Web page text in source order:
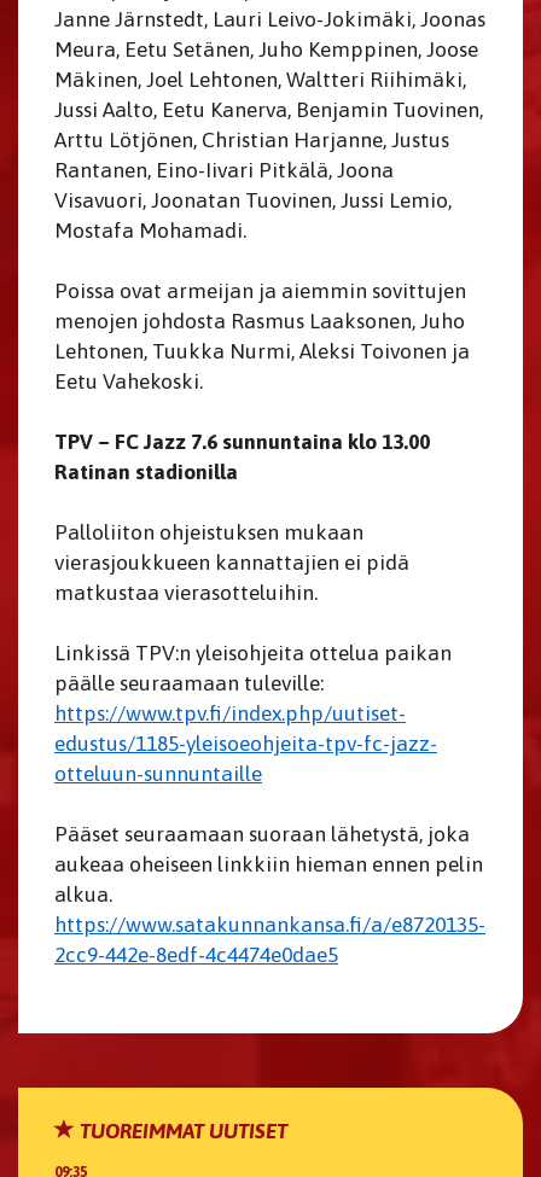
Janne Järnstedt, Lauri Leivo-Jokimäki, Joonas
Meura, Eetu Setänen, Juho Kemppinen, Joose
Mäkinen, Joel Lehtonen, Waltteri Riihimäki,
Jussi Aalto, Eetu Kanerva, Benjamin Tuovinen,
Arttu Lötjönen, Christian Harjanne, Justus
Rantanen, Eino-Iivari Pitkälä, Joona
Visavuori, Joonatan Tuovinen, Jussi Lemio,
Mostafa Mohamadi.
Poissa ovat armeijan ja aiemmin sovittujen
menojen johdosta Rasmus Laaksonen, Juho
Lehtonen, Tuukka Nurmi, Aleksi Toivonen ja
Eetu Vahekoski.
TPV – FC Jazz 7.6 sunnuntaina klo 13.00
Ratinan stadionilla
Palloliiton ohjeistuksen mukaan
vierasjoukkueen kannattajien ei pidä
matkustaa vierasotteluihin.
Linkissä TPV:n yleisohjeita ottelua paikan
päälle seuraamaan tuleville:
https://www.tpv.fi/index.php/uutiset-
edustus/1185-yleisoeohjeita-tpv-fc-jazz-
otteluun-sunnuntaille
Pääset seuraamaan suoraan lähetystä, joka
aukeaa oheiseen linkkiin hieman ennen pelin
alkua.
https://www.satakunnankansa.fi/a/e8720135-
2cc9-442e-8edf-4c4474e0dae5
TUOREIMMAT UUTISET
09:35